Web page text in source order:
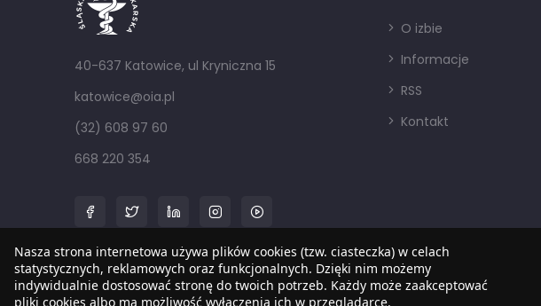
40-637 Katowice, ul Kryniczna 15
katowice@oia.pl
(32) 608 97 60
668 220 354
O izbie
Informacje
RSS
Kontakt
Copyright © 2022
Nasza strona internetowa używa plików cookies (tzw. ciasteczka) w celach
statystycznych, reklamowych oraz funkcjonalnych. Dzięki nim możemy
indywidualnie dostosować stronę do twoich potrzeb. Każdy może zaakceptować
pliki cookies albo ma możliwość wyłączenia ich w przeglądarce.